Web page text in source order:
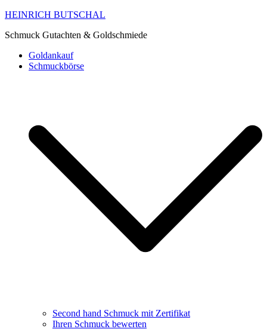
HEINRICH BUTSCHAL
Schmuck Gutachten & Goldschmiede
Goldankauf
Schmuckbörse
Second hand Schmuck mit Zertifikat
Ihren Schmuck bewerten